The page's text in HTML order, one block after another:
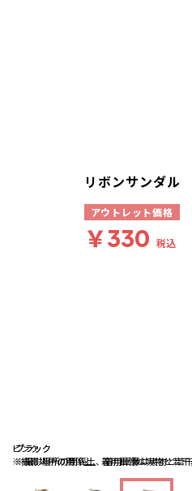
ピンク
※撮影場所の関係上、着用画像は実物と若干
ブラック
※撮影場所の関係上、着用画像は実物と若
ブラック
リボンサンダル
アウトレット価格
￥330 税込